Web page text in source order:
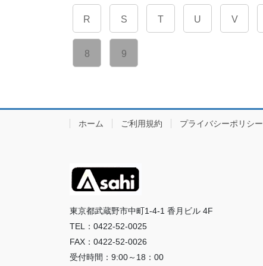
R S T U V
8 9
ホーム ご利用規約 プライバシーポリシー
東京都武蔵野市中町1-4-1 香月ビル 4F
TEL：0422-52-0025
FAX：0422-52-0026
受付時間：9:00～18：00